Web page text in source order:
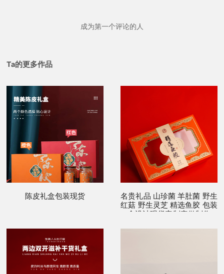
成为第一个评论的人
Ta的更多作品
陈皮礼盒包装现货
名贵礼品 山珍菌 羊肚菌 野生
红菇 野生灵芝 精选鱼胶 包装
盒设计现货定制定做制作